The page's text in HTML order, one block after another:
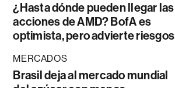
¿Hasta dónde pueden llegar las
acciones de AMD? BofA es
optimista, pero advierte riesgos
MERCADOS
Brasil deja al mercado mundial